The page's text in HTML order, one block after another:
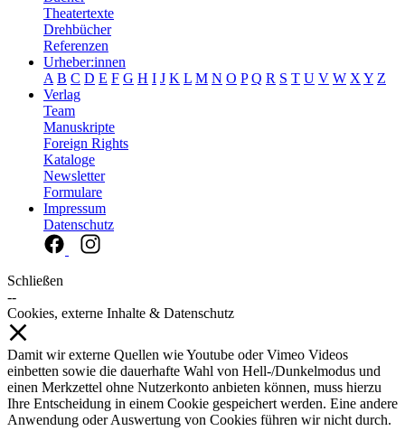
Theatertexte
Drehbücher
Referenzen
Urheber:innen
A B C D E F G H I J K L M N O P Q R S T U V W X Y Z
Verlag
Team
Manuskripte
Foreign Rights
Kataloge
Newsletter
Formulare
Impressum
Datenschutz
Schließen
--
Cookies, externe Inhalte & Datenschutz
Damit wir externe Quellen wie Youtube oder Vimeo Videos
einbetten sowie die dauerhafte Wahl von Hell-/Dunkelmodus und
einen Merkzettel ohne Nutzerkonto anbieten können, muss hierzu
Ihre Entscheidung in einem Cookie gespeichert werden. Eine andere
Anwendung oder Auswertung von Cookies führen wir nicht durch.